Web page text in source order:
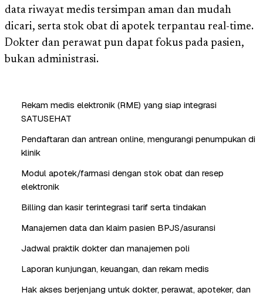
data riwayat medis tersimpan aman dan mudah
dicari, serta stok obat di apotek terpantau real-time.
Dokter dan perawat pun dapat fokus pada pasien,
bukan administrasi.
Rekam medis elektronik (RME) yang siap integrasi
SATUSEHAT
Pendaftaran dan antrean online, mengurangi penumpukan di
klinik
Modul apotek/farmasi dengan stok obat dan resep
elektronik
Billing dan kasir terintegrasi tarif serta tindakan
Manajemen data dan klaim pasien BPJS/asuransi
Jadwal praktik dokter dan manajemen poli
Laporan kunjungan, keuangan, dan rekam medis
Hak akses berjenjang untuk dokter, perawat, apoteker, dan